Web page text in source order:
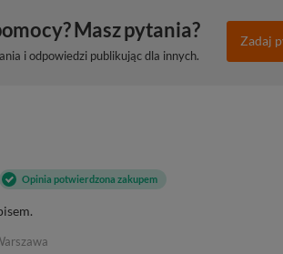
Masz pytania?
i odpowiedzi publikując dla innych.
Zadaj
Opinia potwierdzona zakupem